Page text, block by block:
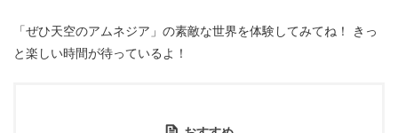
「ぜひ天空のアムネジア」の素敵な世界を体験してみてね！ きっ
と楽しい時間が待っているよ！